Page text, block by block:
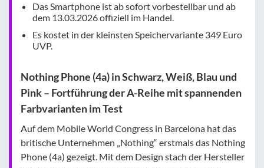
Das Smartphone ist ab sofort vorbestellbar und ab
dem 13.03.2026 offiziell im Handel.
Es kostet in der kleinsten Speichervariante 349 Euro
UVP.
Nothing Phone (4a) in Schwarz, Weiß, Blau und
Pink – Fortführung der A-Reihe mit spannenden
Farbvarianten im Test
Auf dem Mobile World Congress in Barcelona hat das
britische Unternehmen „Nothing“ erstmals das Nothing
Phone (4a) gezeigt. Mit dem Design stach der Hersteller